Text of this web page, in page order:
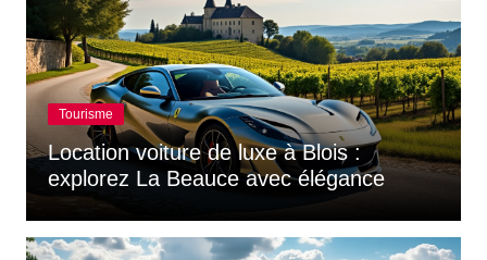
Tourisme
Location voiture de luxe à Blois :
explorez La Beauce avec élégance